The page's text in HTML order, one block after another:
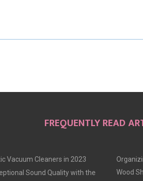
O O
FREQUENTLY READ
Vacuum Cleaners in 2023
Sound Quality with the
Wood